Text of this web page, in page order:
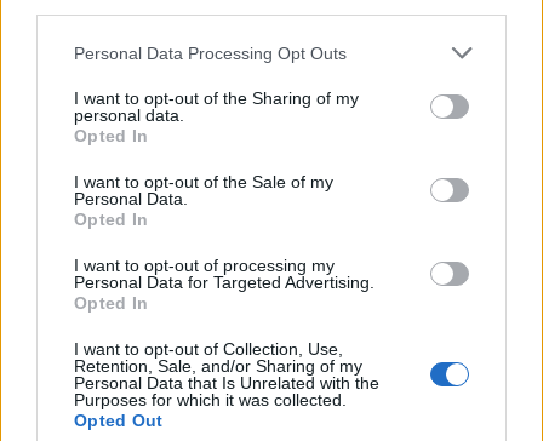
Personal Data Processing Opt Outs
I want to opt-out of the Sharing of my
personal data.
Opted In
I want to opt-out of the Sale of my
Personal Data.
Opted In
I want to opt-out of processing my
Personal Data for Targeted Advertising.
Opted In
I want to opt-out of Collection, Use,
Retention, Sale, and/or Sharing of my
Personal Data that Is Unrelated with the
Purposes for which it was collected.
Opted Out
Σημαντική αναβάθμιση για τον
λιμένα Χερσονήσου
Υπογράφτηκε η σύμβαση για την εκπόνηση μελέτης του
έργου κατασκευής νέου προσήνεμου μόλου, επέκταση
της χερσαίας λιμενικής ζώνης Χερσονήσου και
εκσυγχρονισμού-ανάπλασης των υφιστάμενων